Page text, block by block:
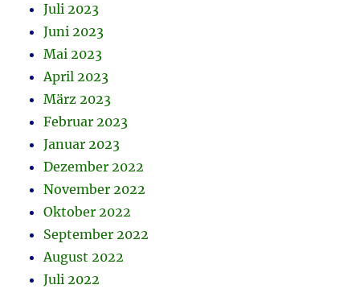
Juli 2023
Juni 2023
Mai 2023
April 2023
März 2023
Februar 2023
Januar 2023
Dezember 2022
November 2022
Oktober 2022
September 2022
August 2022
Juli 2022